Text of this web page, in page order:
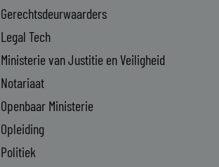
Gerechtsdeurwaarders
Legal Tech
Ministerie van Justitie en Veiligheid
Notariaat
Openbaar Ministerie
Opleiding
Politiek